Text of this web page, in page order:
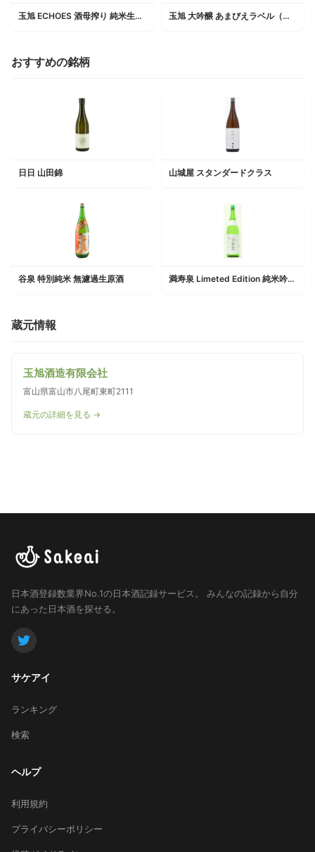
玉旭 ECHOES 酒母搾り 純米生原酒 玉旭 大吟醸 あまびえラベル（ワクチン接種済み）
おすすめの銘柄
日日 山田錦 山城屋 スタンダードクラス
谷泉 特別純米 無濾過生原酒 満寿泉 Limeted Edition 純米吟醸 山田錦 生
蔵元情報
玉旭酒造有限会社
富山県富山市八尾町東町2111
蔵元の詳細を見る →
日本酒登録数業界No.1の日本酒記録サービス。
みんなの記録から自分
にあった日本酒を探せる。
サケアイ
ランキング
検索
ヘルプ
利用規約
プライバシーポリシー